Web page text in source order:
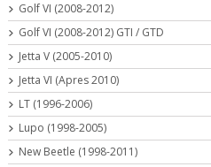
Golf VI (2008-2012)
Golf VI (2008-2012) GTI / GTD
Jetta V (2005-2010)
Jetta VI (Apres 2010)
LT (1996-2006)
Lupo (1998-2005)
New Beetle (1998-2011)